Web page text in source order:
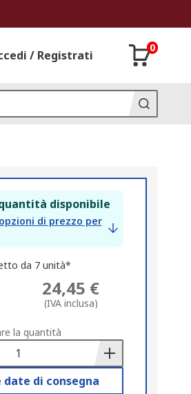
/ Registrati
0
disponibile
di prezzo per
da 7 unità*
24,45 €
(IVA inclusa)
la quantità
di consegna